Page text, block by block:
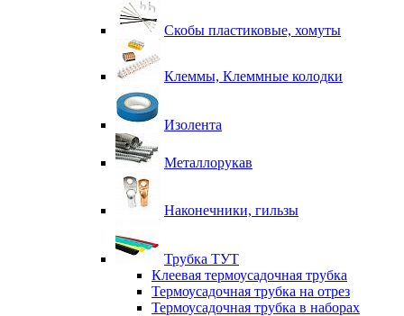
Скобы пластиковые, хомуты
Клеммы, Клеммные колодки
Изолента
Металлорукав
Наконечники, гильзы
Трубка ТУТ
Клеевая термоусадочная трубка
Термоусадочная трубка на отрез
Термоусадочная трубка в наборах